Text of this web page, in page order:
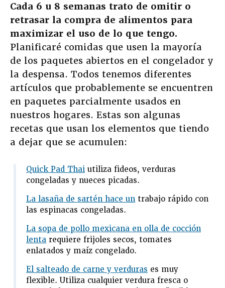
Cada 6 u 8 semanas trato de omitir o
retrasar la compra de alimentos para
maximizar el uso de lo que tengo.
Planificaré comidas que usen la mayoría
de los paquetes abiertos en el congelador y
la despensa. Todos tenemos diferentes
artículos que probablemente se encuentren
en paquetes parcialmente usados en
nuestros hogares. Estas son algunas
recetas que usan los elementos que tiendo
a dejar que se acumulen:
Quick Pad Thai utiliza fideos, verduras
congeladas y nueces picadas.
La lasaña de sartén hace un trabajo rápido con
las espinacas congeladas.
La sopa de pollo mexicana en olla de cocción
lenta requiere frijoles secos, tomates
enlatados y maíz congelado.
El salteado de carne y verduras es muy
flexible. Utiliza cualquier verdura fresca o